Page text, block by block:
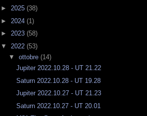
► 2025 (38)
► 2024 (1)
► 2023 (58)
▼ 2022 (53)
▼ ottobre (14)
Jupiter 2022.10.28 - UT 21.22
Saturn 2022.10.28 - UT 19.28
Jupiter 2022.10.27 - UT 21.23
Saturn 2022.10.27 - UT 20.01